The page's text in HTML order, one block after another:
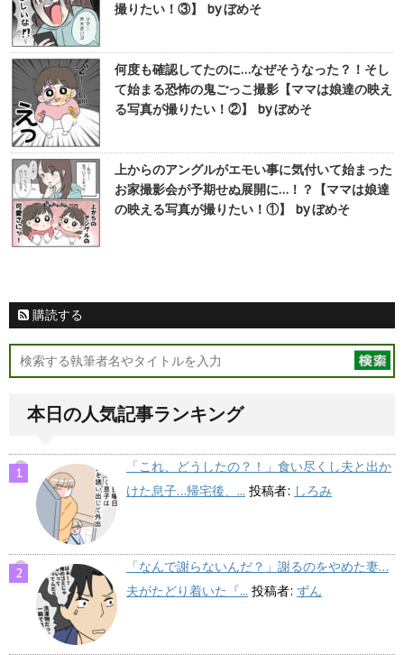
撮りたい！③】 by ぼめそ
何度も確認してたのに…なぜそうなった？！そし
て始まる恐怖の鬼ごっこ撮影【ママは娘達の映え
る写真が撮りたい！②】 by ぼめそ
上からのアングルがエモい事に気付いて始まった
お家撮影会が予期せぬ展開に…！？【ママは娘達
の映える写真が撮りたい！①】 by ぼめそ
購読する
本日の人気記事ランキング
「これ、どうしたの？！」食い尽くし夫と出か
けた息子…帰宅後、... 投稿者: しろみ
「なんで謝らないんだ？」謝るのをやめた妻…
夫がたどり着いた『... 投稿者: ずん